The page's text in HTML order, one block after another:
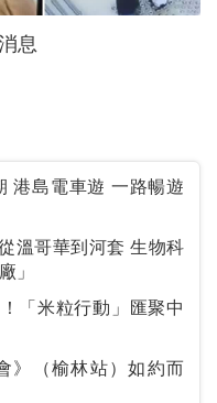
息
港島電車遊 一路暢遊
華到河套 生物科
」
「米粒行動」匯聚中
》（榆林站）如約而